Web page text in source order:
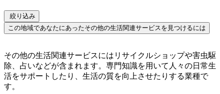
絞り込み
この地域であなたにあったその他の生活関連サービスを見つけるには
その他の生活関連サービスにはリサイクルショップや害虫駆
除、占いなどが含まれます。専門知識を用いて人々の日常生
活をサポートしたり、生活の質を向上させたりする業種で
す。